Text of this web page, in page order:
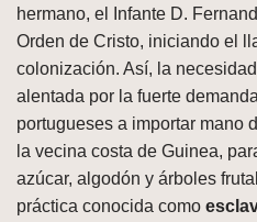
hermano, el Infante D.
Orden de Cristo, iniciando el
colonización. Así, la
alentada por la fuerte
portugueses a importar mano
la vecina costa de Guinea,
azúcar, algodón y árboles
práctica conocida como